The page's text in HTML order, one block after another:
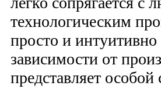
технологическим
просто и
зависимости от
представляет